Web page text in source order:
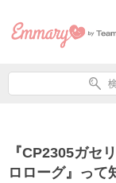
『CP2305ガセ
ロローグ』って